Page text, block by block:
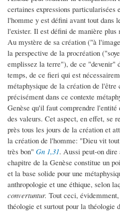
certaines expressions particularisées
l'homme y est défini avant tout dans
l'exister. Il est défini de manière plus
Au mystère de sa création ("à
la perspective de la procréation
emplissez la terre"), de ce "devenir"
temps, de ce fieri qui est
métaphysique de la création de
précisément dans ce contexte
Genèse qu'il faut comprendre
des valeurs. Cet aspect, en effet, se
près tous les jours de la création et
la création de l'homme: "Dieu vit
très bon" Gn 1,31. Aussi peut-on
chapitre de la Genèse constitue un
et la base solide pour une
anthropologie et une éthique, selon
convertuntur. Tout ceci,
théologie et surtout pour la théologie